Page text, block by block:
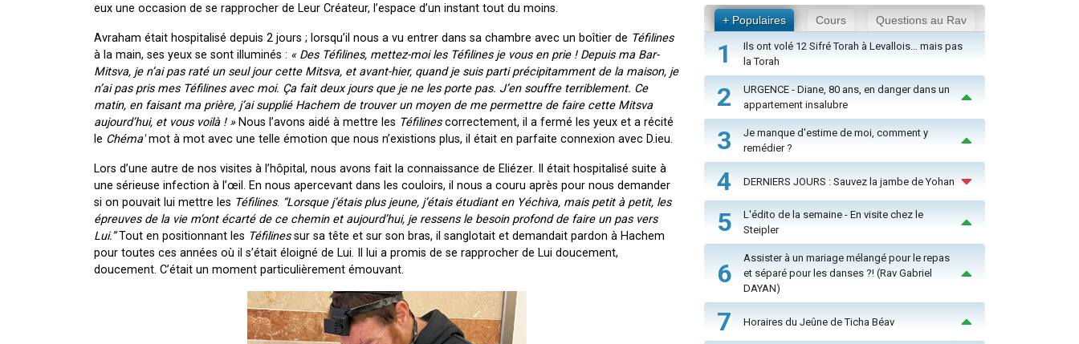
eux une occasion de se rapprocher de Leur Créateur, l’espace d’un instant tout du moins.
Avraham était hospitalisé depuis 2 jours ; lorsqu’il nous a vu entrer dans sa chambre avec un boîtier de Téfilines
à la main, ses yeux se sont illuminés : « Des Téfilines, mettez-moi les Téfilinesje vous en prie ! Depuis ma Bar-
Mitsva, je n’ai pas raté un seul jour cette Mitsva, et avant-hier, quand je suis parti précipitamment de la maison, je
n’ai pas pris mes Téfilinesavec moi. Ça fait deux jours que je ne les porte pas. J’en souffre terriblement. Ce
matin, en faisant ma prière, j’ai supplié Hachem de trouver un moyen de me permettre de faire cette Mitsva
aujourd’hui, et vous voilà ! » Nous l’avons aidé à mettre les Téfilinescorrectement, il a fermé les yeux et a récité
le Chéma'mot à mot avec une telle émotion que nous n’existions plus, il était en parfaite connexion avec D.ieu.
Lors d’une autre de nos visites à l’hôpital, nous avons fait la connaissance de Eliézer. Il était hospitalisé suite à
une sérieuse infection à l’œil. En nous apercevant dans les couloirs, il nous a couru après pour nous demander
si on pouvait lui mettre les Téfilines. “Lorsque j’étais plus jeune, j’étais étudiant en Yéchiva, mais petit à petit, les
épreuves de la vie m’ont écarté de ce chemin et aujourd’hui, je ressens le besoin profond de faire un pas vers
Lui.”Tout en positionnant les Téfilinessur sa tête et sur son bras, il sanglotait et demandait pardon à Hachem
pour toutes ces années où il s’était éloigné de Lui. Il lui a promis de se rapprocher de Lui doucement,
doucement. C’était un moment particulièrement émouvant.
+ Populaires Cours Questions au Rav
1
Ils ont volé 12 Sifré Torah à Levallois… mais pas
la Torah
2
URGENCE - Diane, 80 ans, en danger dans un
appartement insalubre
3
Je manque d'estime de moi, comment y
remédier ?
4 DERNIERS JOURS : Sauvez la jambe de Yohan
5
L'édito de la semaine - En visite chez le
Steipler
6
Assister à un mariage mélangé pour le repas
et séparé pour les danses ?! (Rav Gabriel
DAYAN)
7 Horaires du Jeûne de Ticha Béav